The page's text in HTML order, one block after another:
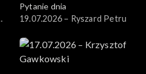
Pytanie dnia
19.07.2026 – Ryszard Petru